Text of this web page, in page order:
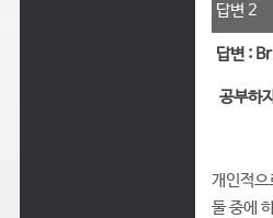
답변 2
답변 :
공부하
개인적으
둘 중에